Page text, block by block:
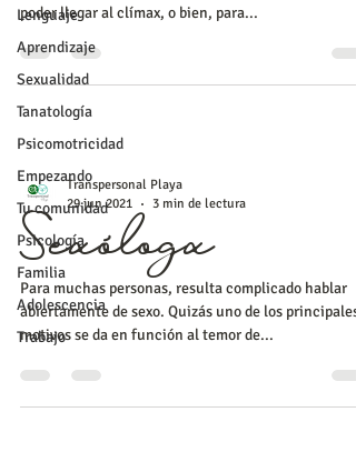
Lenguaje
Aprendizaje
Sexualidad
Tanatología
Psicomotricidad
Empezando
Tu comunidad
Psicología
Familia
Adolescencia
Trabajo
poder llegar al clímax, o bien, para...
Transpersonal Playa
29 jun 2021
3 min de lectura
Sexólogx
Para muchas personas, resulta complicado hablar
abiertamente de sexo. Quizás uno de los principales
motivos se da en función al temor de...